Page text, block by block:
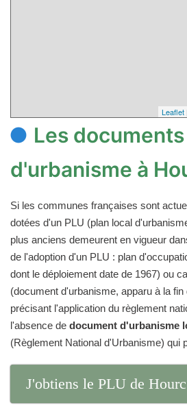
Leaflet
Les documents
d'urbanisme à
Si les communes françaises sont
dotées d'un PLU (plan local
plus anciens demeurent en vigueur
de l'adoption d'un PLU : plan
dont le déploiement date de 1967) ou
(document d'urbanisme, apparu à la
précisant l'application du règlement
l'absence de document d'urbanisme
(Règlement National d'Urbanisme) qui
J'obtiens le PLU de